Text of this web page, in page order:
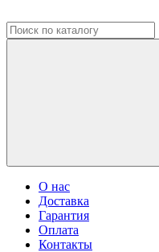
О нас
Доставка
Гарантия
Оплата
Контакты